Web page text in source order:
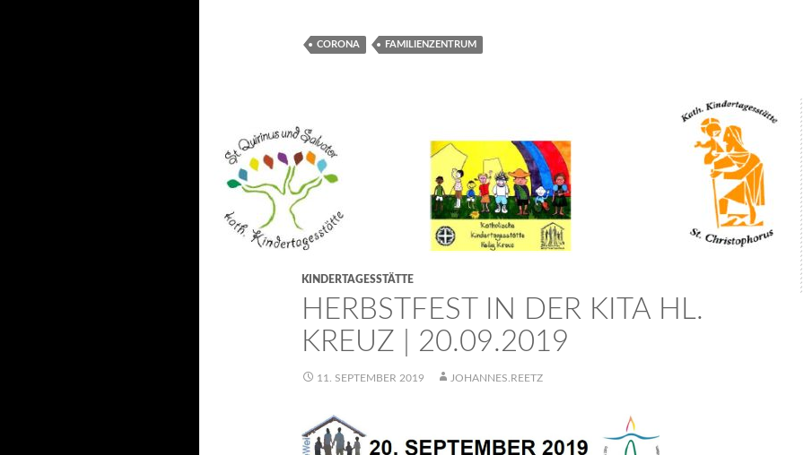
CORONA FAMILIENZENTRUM
KINDERTAGESSTÄTTE
HERBSTFEST IN DER KITA HL.
KREUZ | 20.09.2019
11. SEPTEMBER 2019 JOHANNES.REETZ